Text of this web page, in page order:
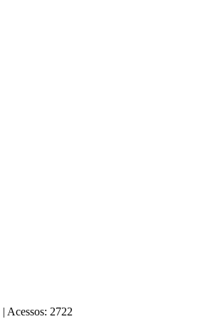
| Acessos: 2722